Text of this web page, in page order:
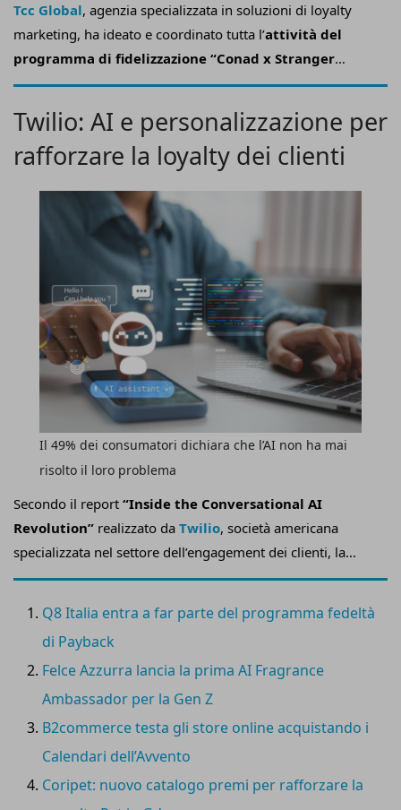
Tcc Global, agenzia specializzata in soluzioni di loyalty
marketing, ha ideato e coordinato tutta l’attività del
programma di fidelizzazione “Conad x Stranger
Things”, realizzato daConadin collaborazione con
Twilio: AI e personalizzazione per
rafforzare la loyalty dei clienti
Secondo il report “Inside the Conversational AI
Revolution” realizzato da Twilio, società americana
specializzata nel settore dell’engagement dei clienti, la
vera sfida dell’intelligenza artificiale conversazionale
fiducia e aumentare la fidelizzazione
Il 49% dei consumatori dichiara che l’AI non ha mai
risolto il loro problema
Q8 Italia entra a far parte del programma fedeltà
di Payback
Felce Azzurra lancia la prima AI Fragrance
Ambassador per la Gen Z
B2commerce testa gli store online acquistando i
Calendari dell’Avvento
Coripet: nuovo catalogo premi per rafforzare la